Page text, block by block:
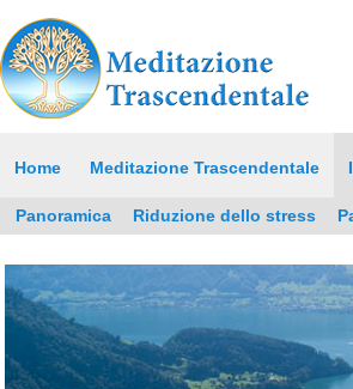
Home Meditazione Trascendentale
Panoramica Riduzione dello stress